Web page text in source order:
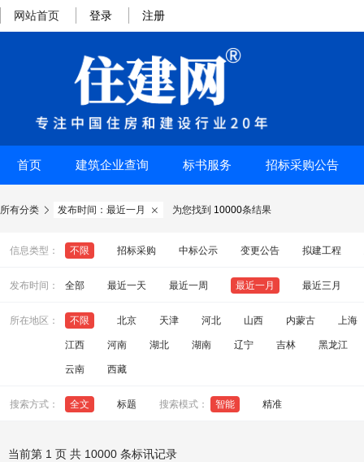
网站首页 登录 注册
首页 建筑企业查询 标书服务 招标采购公告
所有分类  发布时间：最近一月  为您找到 10000条结果
信息类型： 不限 招标采购 中标公示 变更公告 拟建工程
发布时间： 全部 最近一天 最近一周 最近一月 最近三月
所在地区： 不限 北京 天津 河北 山西 内蒙古 上海
江西 河南 湖北 湖南 辽宁 吉林 黑龙江
云南 西藏
搜索方式： 全文 标题 搜索模式： 智能 精准
当前第 1 页 共 10000 条标讯记录